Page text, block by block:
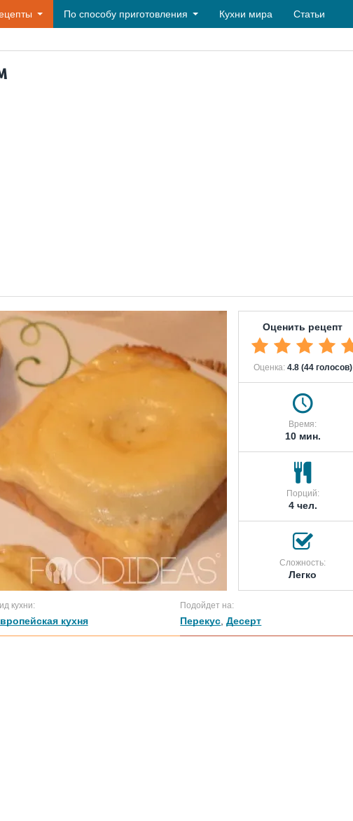
По способу приготовления Кухни мира Статьи
Оценить рецепт
Оценка: 4.8 (44 голосов)
Время:
10 мин.
Порций:
4 чел.
Сложность:
Легко
кухни:
кухня
Подойдет на:
Перекус ,Десерт